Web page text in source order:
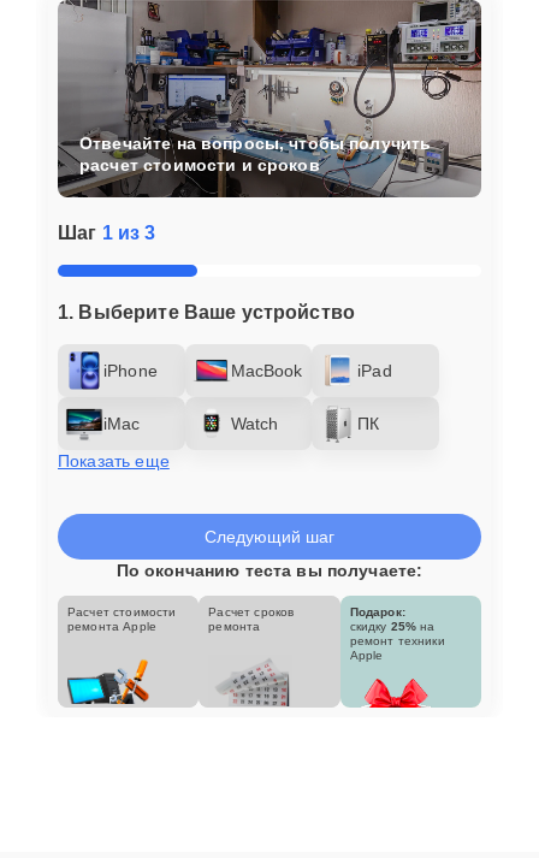
Шаг 1 из 3
1. Выберите Ваше устройство
iPhone MacBook iPad
iMac Watch
ПК
Показать еще
Отвечайте на вопросы, чтобы получить
расчет стоимости и сроков
Следующий шаг
По окончанию теста вы получаете:
Расчет стоимости
ремонта Apple
Расчет сроков
ремонта
Подарок:
скидку 25% на
ремонт техники
Apple